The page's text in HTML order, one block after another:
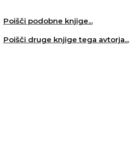
Poišči podobne knjige...
Poišči druge knjige tega avtorja...